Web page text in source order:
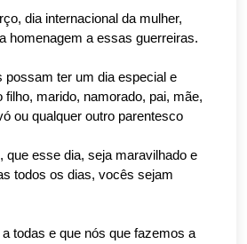
dia internacional da mulher,
homenagem a essas guerreiras.
possam ter um dia especial e
filho, marido, namorado, pai, mãe,
ou qualquer outro parentesco
que esse dia, seja maravilhado e
todos os dias, vocês sejam
todas e que nós que fazemos a